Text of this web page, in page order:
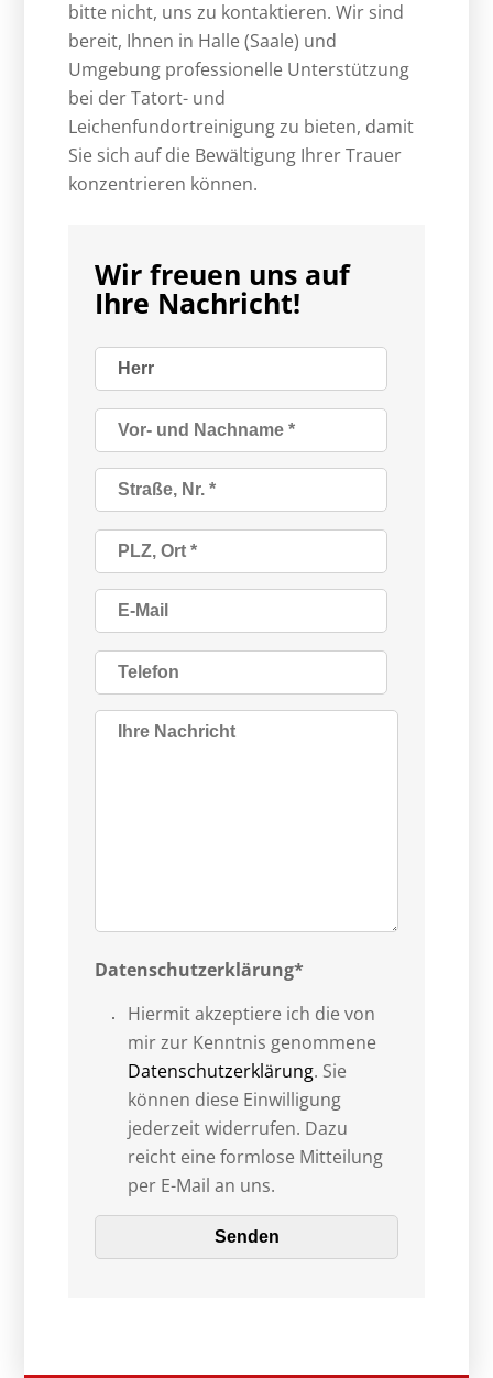
bitte nicht, uns zu kontaktieren. Wir sind
bereit, Ihnen in Halle (Saale) und
Umgebung professionelle Unterstützung
bei der Tatort- und
Leichenfundortreinigung zu bieten, damit
Sie sich auf die Bewältigung Ihrer Trauer
konzentrieren können.
Wir freuen uns auf
Ihre Nachricht!
Datenschutzerklärung*
Hiermit akzeptiere ich die von
mir zur Kenntnis genommene
Datenschutzerklärung. Sie
können diese Einwilligung
jederzeit widerrufen. Dazu
reicht eine formlose Mitteilung
per E-Mail an uns.